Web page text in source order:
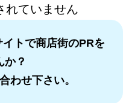
れていません
トで商店街のPRを
か？
わせ下さい。